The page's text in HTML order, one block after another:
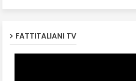
FATTITALIANI TV